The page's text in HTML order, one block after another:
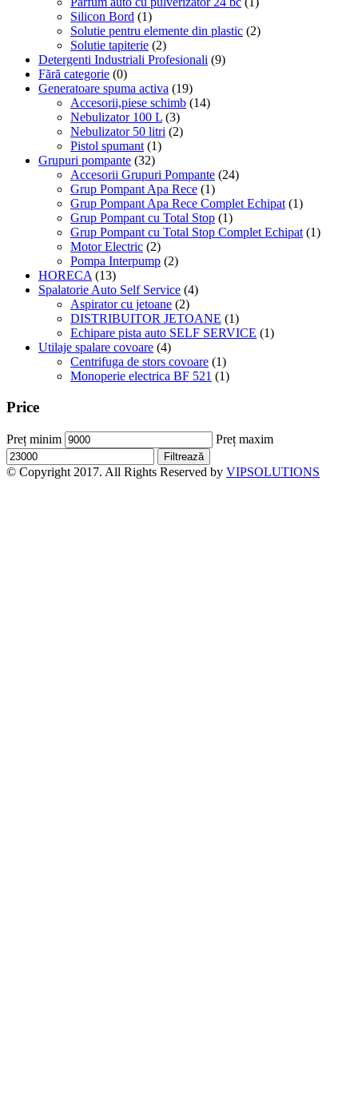
Silicon Bord (1)
Solutie pentru elemente din plastic (2)
Solutie tapiterie (2)
Detergenti Industriali Profesionali (9)
Fără categorie (0)
Generatoare spuma activa (19)
Accesorii,piese schimb (14)
Nebulizator 100 L (3)
Nebulizator 50 litri (2)
Pistol spumant (1)
Grupuri pompante (32)
Accesorii Grupuri Pompante (24)
Grup Pompant Apa Rece (1)
Grup Pompant Apa Rece Complet Echipat (1)
Grup Pompant cu Total Stop (1)
Grup Pompant cu Total Stop Complet Echipat (1)
Motor Electric (2)
Pompa Interpump (2)
HORECA (13)
Spalatorie Auto Self Service (4)
Aspirator cu jetoane (2)
DISTRIBUITOR JETOANE (1)
Echipare pista auto SELF SERVICE (1)
Utilaje spalare covoare (4)
Centrifuga de stors covoare (1)
Monoperie electrica BF 521 (1)
Price
Preț minim Preț maxim
Filtrează
© Copyright 2017. All Rights Reserved by VIPSOLUTIONS